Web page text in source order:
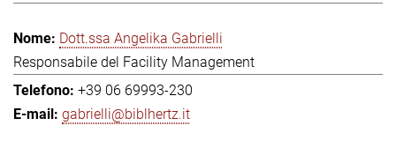
Dott.ssa Angelika Gabrielli
Responsabile del Facility Management
+39 06 69993-230
gabrielli@biblhertz.it